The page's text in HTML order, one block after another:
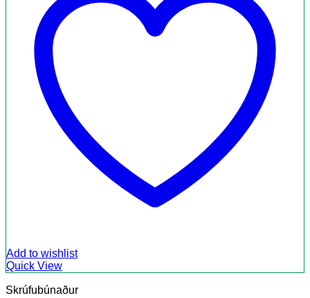
Add to wishlist
Quick View
Skrúfubúnaður